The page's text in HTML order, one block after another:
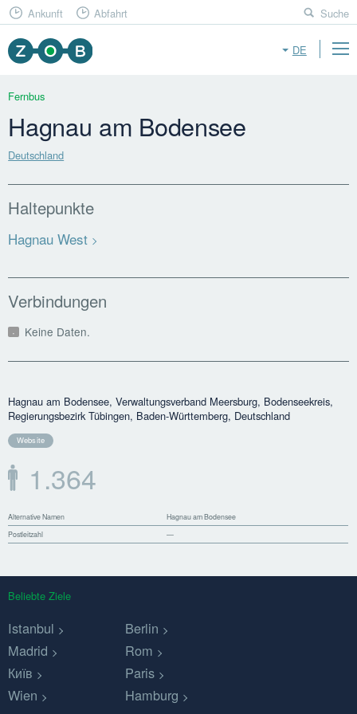
DE
Ankunft Abfahrt Suche
Fernbus
Hagnau am Bodensee
Deutschland
Haltepunkte
Hagnau West
Verbindungen
Keine Daten.
Hagnau am Bodensee, Verwaltungsverband Meersburg, Bodenseekreis,
Regierungsbezirk Tübingen, Baden-Württemberg, Deutschland
Website
1.364
Alternative Namen
Hagnau am Bodensee
Postleitzahl
—
Beliebte Ziele
Istanbul
Berlin
Madrid
Rom
Київ
Paris
Wien
Hamburg